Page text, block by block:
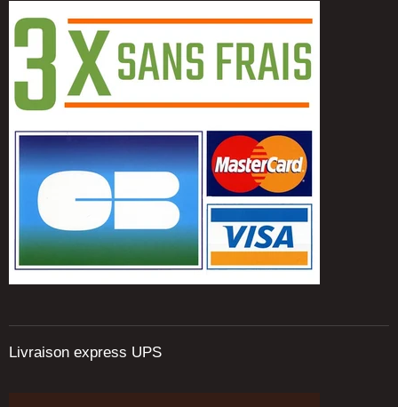
Livraison express UPS